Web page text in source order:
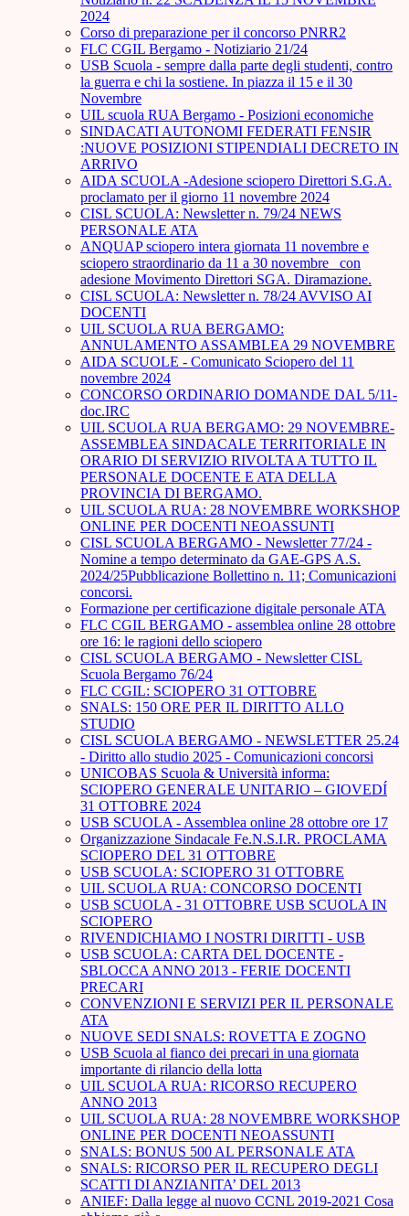
2024
Corso di preparazione per il concorso PNRR2
FLC CGIL Bergamo - Notiziario 21/24
USB Scuola - sempre dalla parte degli studenti, contro
la guerra e chi la sostiene. In piazza il 15 e il 30
Novembre
UIL scuola RUA Bergamo - Posizioni economiche
SINDACATI AUTONOMI FEDERATI FENSIR
:NUOVE POSIZIONI STIPENDIALI DECRETO IN
ARRIVO
AIDA SCUOLA -Adesione sciopero Direttori S.G.A.
proclamato per il giorno 11 novembre 2024
CISL SCUOLA: Newsletter n. 79/24 NEWS
PERSONALE ATA
ANQUAP sciopero intera giornata 11 novembre e
sciopero straordinario da 11 a 30 novembre_ con
adesione Movimento Direttori SGA. Diramazione.
CISL SCUOLA: Newsletter n. 78/24 AVVISO AI
DOCENTI
UIL SCUOLA RUA BERGAMO:
ANNULAMENTO ASSAMBLEA 29 NOVEMBRE
AIDA SCUOLE - Comunicato Sciopero del 11
novembre 2024
CONCORSO ORDINARIO DOMANDE DAL 5/11-
doc.IRC
UIL SCUOLA RUA BERGAMO: 29 NOVEMBRE-
ASSEMBLEA SINDACALE TERRITORIALE IN
ORARIO DI SERVIZIO RIVOLTA A TUTTO IL
PERSONALE DOCENTE E ATA DELLA
PROVINCIA DI BERGAMO.
UIL SCUOLA RUA: 28 NOVEMBRE WORKSHOP
ONLINE PER DOCENTI NEOASSUNTI
CISL SCUOLA BERGAMO - Newsletter 77/24 -
Nomine a tempo determinato da GAE-GPS A.S.
2024/25Pubblicazione Bollettino n. 11; Comunicazioni
concorsi.
Formazione per certificazione digitale personale ATA
FLC CGIL BERGAMO - assemblea online 28 ottobre
ore 16: le ragioni dello sciopero
CISL SCUOLA BERGAMO - Newsletter CISL
Scuola Bergamo 76/24
FLC CGIL: SCIOPERO 31 OTTOBRE
SNALS: 150 ORE PER IL DIRITTO ALLO
STUDIO
CISL SCUOLA BERGAMO - NEWSLETTER 25.24
- Diritto allo studio 2025 - Comunicazioni concorsi
UNICOBAS Scuola & Università informa:
SCIOPERO GENERALE UNITARIO – GIOVEDÍ
31 OTTOBRE 2024
USB SCUOLA - Assemblea online 28 ottobre ore 17
Organizzazione Sindacale Fe.N.S.I.R. PROCLAMA
SCIOPERO DEL 31 OTTOBRE
USB SCUOLA: SCIOPERO 31 OTTOBRE
UIL SCUOLA RUA: CONCORSO DOCENTI
USB SCUOLA - 31 OTTOBRE USB SCUOLA IN
SCIOPERO
RIVENDICHIAMO I NOSTRI DIRITTI - USB
USB SCUOLA: CARTA DEL DOCENTE -
SBLOCCA ANNO 2013 - FERIE DOCENTI
PRECARI
CONVENZIONI E SERVIZI PER IL PERSONALE
ATA
NUOVE SEDI SNALS: ROVETTA E ZOGNO
USB Scuola al fianco dei precari in una giornata
importante di rilancio della lotta
UIL SCUOLA RUA: RICORSO RECUPERO
ANNO 2013
UIL SCUOLA RUA: 28 NOVEMBRE WORKSHOP
ONLINE PER DOCENTI NEOASSUNTI
SNALS: BONUS 500 AL PERSONALE ATA
SNALS: RICORSO PER IL RECUPERO DEGLI
SCATTI DI ANZIANITA’ DEL 2013
ANIEF: Dalla legge al nuovo CCNL 2019-2021 Cosa